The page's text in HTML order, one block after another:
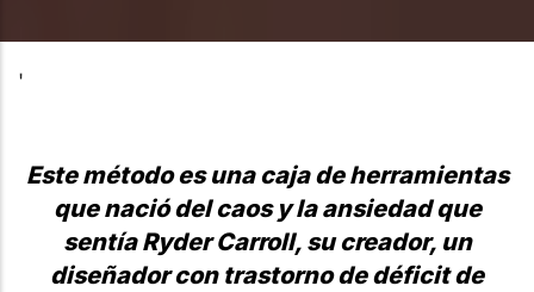
'
Este método es una caja de herramientas
que nació del caos y la ansiedad que
sentía Ryder Carroll, su creador, un
diseñador con trastorno de déficit de